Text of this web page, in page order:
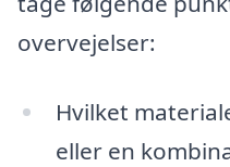
overvejelser:
Hvilket
eller en